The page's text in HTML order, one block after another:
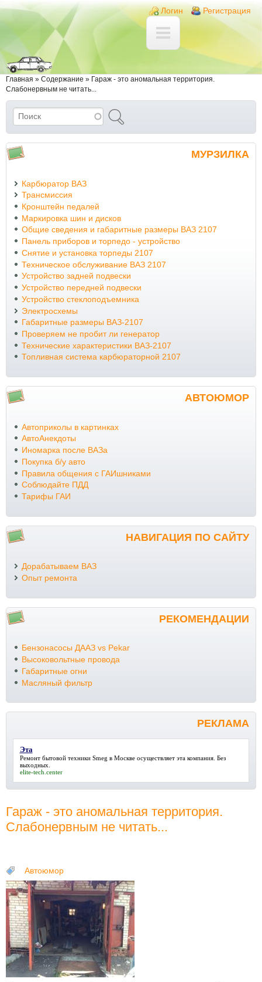
Перейти к основному содержанию
Skip to search
Login links
Логин Регистрация
Вы здесь
Главная » Содержание »
Гараж - это аномальная территория.
Слабонервным не читать...
Форма поиска
Поиск
МУРЗИЛКА
Карбюратор ВАЗ
Трансмиссия
Кронштейн педалей
Маркировка шин и дисков
Общие сведения и габаритные размеры ВАЗ 2107
Панель приборов и торпедо - устройство
Снятие и установка торпеды 2107
Техническое обслуживание ВАЗ 2107
Устройство задней подвески
Устройство передней подвески
Устройство стеклоподъемника
Электросхемы
Габаритные размеры ВАЗ-2107
Проверяем не пробит ли генератор
Технические характеристики ВАЗ-2107
Топливная система карбюраторной 2107
АВТОЮМОР
Автоприколы в картинках
АвтоАнекдоты
Иномарка после ВАЗа
Покупка б/у авто
Правила общения с ГАИшниками
Соблюдайте ПДД
Тарифы ГАИ
НАВИГАЦИЯ ПО САЙТУ
Дорабатываем ВАЗ
Опыт ремонта
РЕКОМЕНДАЦИИ
Бензонасосы ДААЗ vs Pekar
Высоковольтные провода
Габаритные огни
Масляный фильтр
РЕКЛАМА
Эта
Ремонт бытовой техники Smeg в Москве осуществляет этакомпания. Без
выходных.
elite-tech.center
Гараж - это аномальная территория.
Слабонервным не читать...
Автоюмор